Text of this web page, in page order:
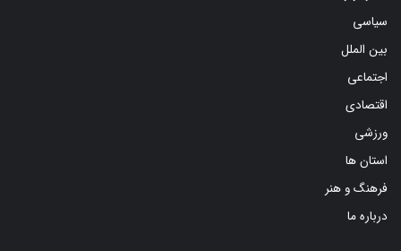
بین الملل
اجتماعی
اقتصادی
ورزشی
استان ها
فرهنگ و هنر
درباره ما